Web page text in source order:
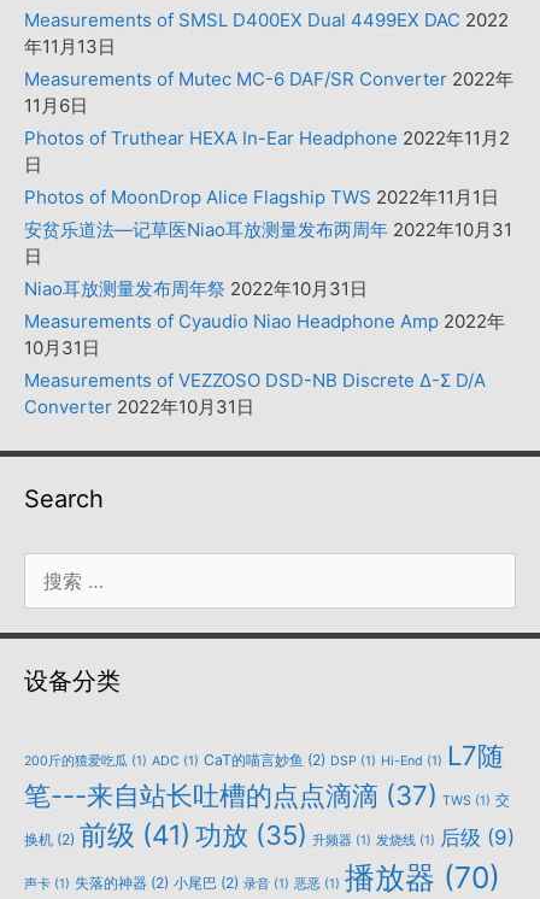
Measurements of SMSL D400EX Dual 4499EX DAC 2022
年11月13日
Measurements of Mutec MC-6 DAF/SR Converter 2022年
11月6日
Photos of Truthear HEXA In-Ear Headphone 2022年11月2
日
Photos of MoonDrop Alice Flagship TWS 2022年11月1日
安贫乐道法—记草医Niao耳放测量发布两周年 2022年10月31
日
Niao耳放测量发布周年祭 2022年10月31日
Measurements of Cyaudio Niao Headphone Amp 2022年
10月31日
Measurements of VEZZOSO DSD-NB Discrete Δ-Σ D/A
Converter 2022年10月31日
Search
索：
设备分类
200斤的猹爱吃瓜 (1) ADC (1) CaT的喵言妙鱼 (2) DSP (1) Hi-End (1) L7随
笔---来自站长吐槽的点点滴滴 (37) TWS (1) 交
换机 (2) 前级 (41) 功放 (35) 升频器 (1) 发烧线 (1) 后级 (9)
声卡 (1) 失落的神器 (2) 小尾巴 (2) 录音 (1) 恶恶 (1) 播放器 (70)